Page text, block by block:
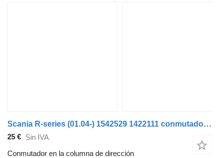
Scania R-series (01.04-) 1542529 1422111 conmutador en la columna de dirección para Scania P,G,R,T-series (2004-2017) cabeza tractora
25 € Sin IVA
Conmutador en la columna de dirección